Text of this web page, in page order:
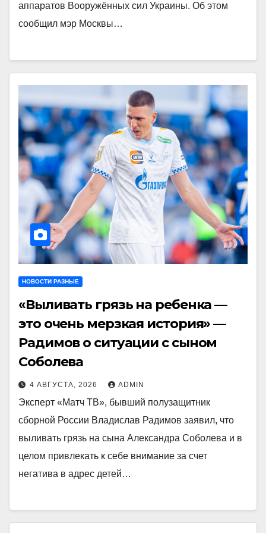
аппаратов Вооружённых сил Украины. Об этом
сообщил мэр Москвы…
НОВОСТИ РАЗНЫЕ
«Выливать грязь на ребенка —
это очень мерзкая история» —
Радимов о ситуации с сыном
Соболева
4 АВГУСТА, 2026 ADMIN
Эксперт «Матч ТВ», бывший полузащитник
сборной России Владислав Радимов заявил, что
выливать грязь на сына Александра Соболева и в
целом привлекать к себе внимание за счет
негатива в адрес детей…